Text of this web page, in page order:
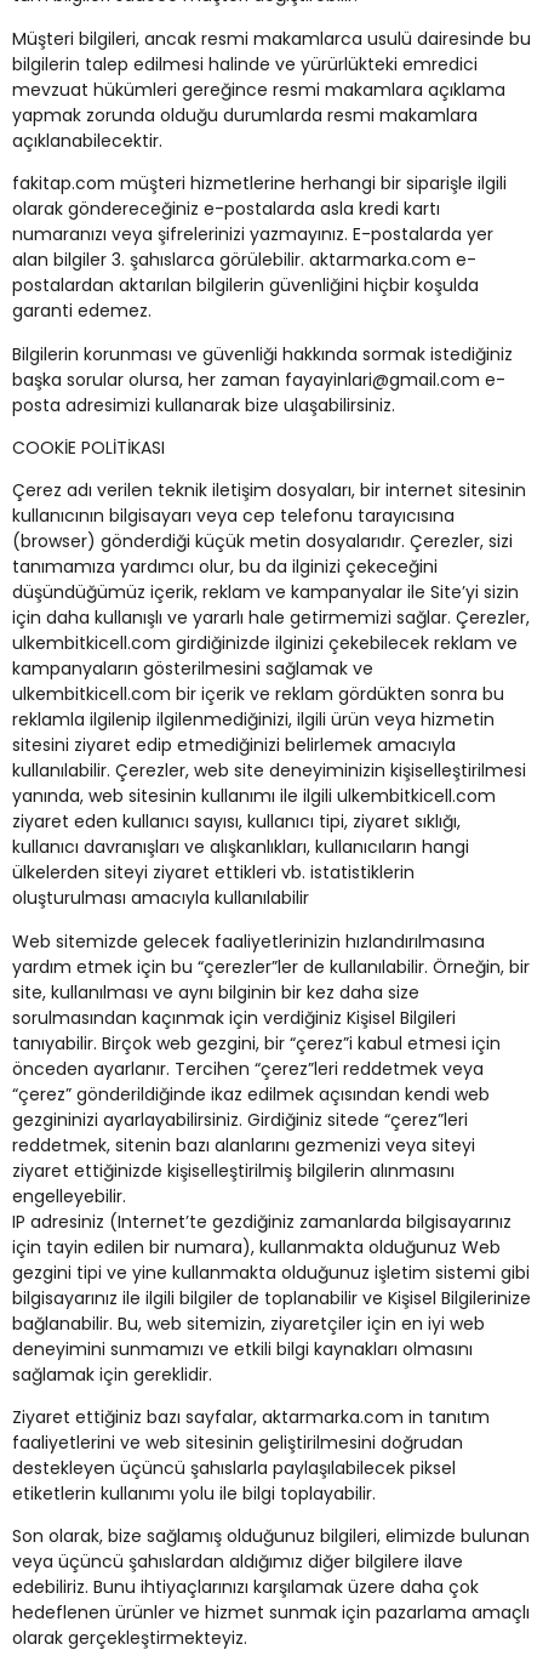
Müşteri bilgileri, ancak resmi makamlarca usulü dairesinde bu
bilgilerin talep edilmesi halinde ve yürürlükteki emredici
mevzuat hükümleri gereğince resmi makamlara açıklama
yapmak zorunda olduğu durumlarda resmi makamlara
açıklanabilecektir.
fakitap.com müşteri hizmetlerine herhangi bir siparişle ilgili
olarak göndereceğiniz e-postalarda asla kredi kartı
numaranızı veya şifrelerinizi yazmayınız. E-postalarda yer
alan bilgiler 3. şahıslarca görülebilir. aktarmarka.com e-
postalardan aktarılan bilgilerin güvenliğini hiçbir koşulda
garanti edemez.
Bilgilerin korunması ve güvenliği hakkında sormak istediğiniz
başka sorular olursa, her zaman fayayinlari@gmail.com e-
posta adresimizi kullanarak bize ulaşabilirsiniz.
COOKİE POLİTİKASI
Çerez adı verilen teknik iletişim dosyaları, bir internet sitesinin
kullanıcının bilgisayarı veya cep telefonu tarayıcısına
(browser) gönderdiği küçük metin dosyalarıdır. Çerezler, sizi
tanımamıza yardımcı olur, bu da ilginizi çekeceğini
düşündüğümüz içerik, reklam ve kampanyalar ile Site’yi sizin
için daha kullanışlı ve yararlı hale getirmemizi sağlar. Çerezler,
ulkembitkicell.com girdiğinizde ilginizi çekebilecek reklam ve
kampanyaların gösterilmesini sağlamak ve
ulkembitkicell.com bir içerik ve reklam gördükten sonra bu
reklamla ilgilenip ilgilenmediğinizi, ilgili ürün veya hizmetin
sitesini ziyaret edip etmediğinizi belirlemek amacıyla
kullanılabilir. Çerezler, web site deneyiminizin kişiselleştirilmesi
yanında, web sitesinin kullanımı ile ilgili ulkembitkicell.com
ziyaret eden kullanıcı sayısı, kullanıcı tipi, ziyaret sıklığı,
kullanıcı davranışları ve alışkanlıkları, kullanıcıların hangi
ülkelerden siteyi ziyaret ettikleri vb. istatistiklerin
oluşturulması amacıyla kullanılabilir
Web sitemizde gelecek faaliyetlerinizin hızlandırılmasına
yardım etmek için bu “çerezler”ler de kullanılabilir. Örneğin, bir
site, kullanılması ve aynı bilginin bir kez daha size
sorulmasından kaçınmak için verdiğiniz Kişisel Bilgileri
tanıyabilir. Birçok web gezgini, bir “çerez”i kabul etmesi için
önceden ayarlanır. Tercihen “çerez”leri reddetmek veya
“çerez” gönderildiğinde ikaz edilmek açısından kendi web
gezgininizi ayarlayabilirsiniz. Girdiğiniz sitede “çerez”leri
reddetmek, sitenin bazı alanlarını gezmenizi veya siteyi
ziyaret ettiğinizde kişiselleştirilmiş bilgilerin alınmasını
engelleyebilir.
IP adresiniz (Internet’te gezdiğiniz zamanlarda bilgisayarınız
için tayin edilen bir numara), kullanmakta olduğunuz Web
gezgini tipi ve yine kullanmakta olduğunuz işletim sistemi gibi
bilgisayarınız ile ilgili bilgiler de toplanabilir ve Kişisel Bilgilerinize
bağlanabilir. Bu, web sitemizin, ziyaretçiler için en iyi web
deneyimini sunmamızı ve etkili bilgi kaynakları olmasını
sağlamak için gereklidir.
Ziyaret ettiğiniz bazı sayfalar, aktarmarka.com in tanıtım
faaliyetlerini ve web sitesinin geliştirilmesini doğrudan
destekleyen üçüncü şahıslarla paylaşılabilecek piksel
etiketlerin kullanımı yolu ile bilgi toplayabilir.
Son olarak, bize sağlamış olduğunuz bilgileri, elimizde bulunan
veya üçüncü şahıslardan aldığımız diğer bilgilere ilave
edebiliriz. Bunu ihtiyaçlarınızı karşılamak üzere daha çok
hedeflenen ürünler ve hizmet sunmak için pazarlama amaçlı
olarak gerçekleştirmekteyiz.